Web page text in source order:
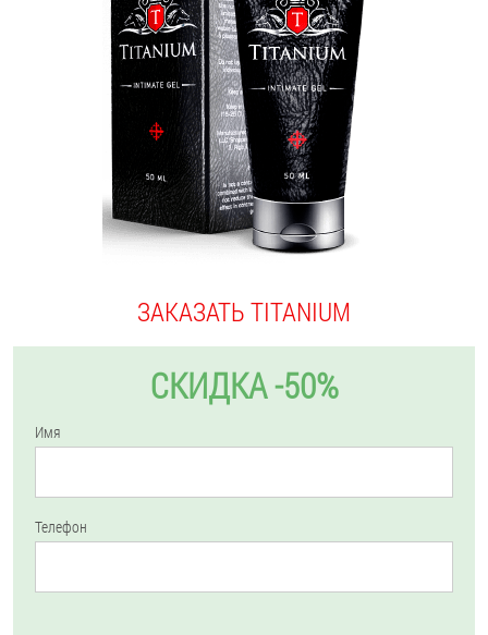
ЗАКАЗАТЬ TITANIUM
СКИДКА -50%
Имя
Телефон